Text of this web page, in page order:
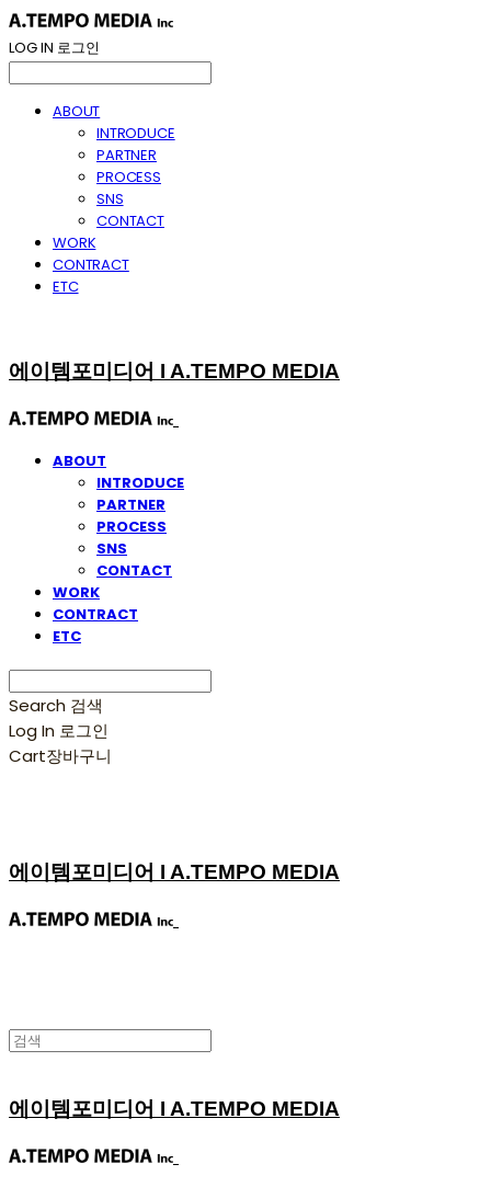
LOG IN 로그인
ABOUT
INTRODUCE
PARTNER
PROCESS
SNS
CONTACT
WORK
CONTRACT
ETC
에이템포미디어 I A.TEMPO MEDIA
ABOUT
INTRODUCE
PARTNER
PROCESS
SNS
CONTACT
WORK
CONTRACT
ETC
Search 검색
Log In 로그인
Cart장바구니
에이템포미디어 I A.TEMPO MEDIA
에이템포미디어 I A.TEMPO MEDIA